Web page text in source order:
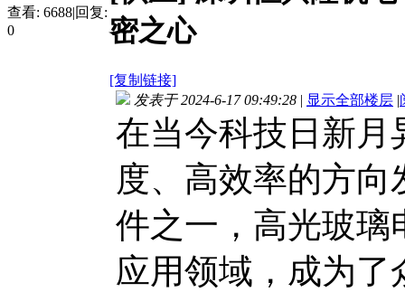
查看: 6688|回复:
0
密之心
[复制链接]
发表于 2024-6-17 09:49:28 | 显示全部楼层 |
在当今科技日新月
度、高效率的方
件之一，高光玻璃
应用领域，成为